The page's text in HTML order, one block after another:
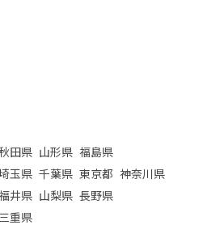
田県 山形県 福島県
玉県 千葉県 東京都 神奈川県
井県 山梨県 長野県
三重県